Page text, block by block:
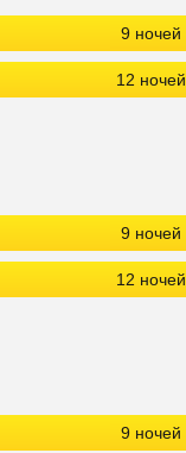
9 ночей
12 ночей
9 ночей
12 ночей
9 ночей